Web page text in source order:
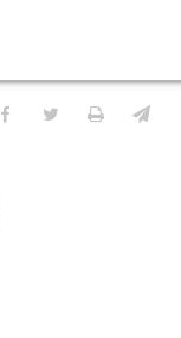
Partager sur
Partager